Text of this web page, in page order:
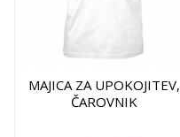
MAJICA ZA UPOKOJITEV,
ČAROVNIK